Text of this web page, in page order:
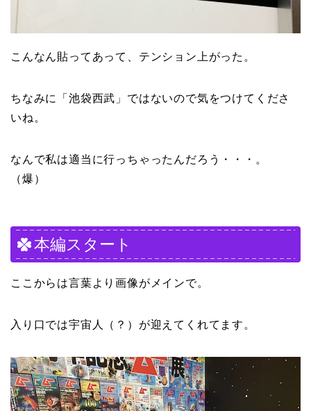
こんなん貼ってあって、テンション上がった。
ちなみに「池袋西武」ではないので気をつけてくださ
いね。
なんで私は適当に行っちゃったんだろう・・・。
（爆）
本編スタート
ここからは言葉より画像がメインで。
入り口では宇宙人（？）が迎えてくれてます。